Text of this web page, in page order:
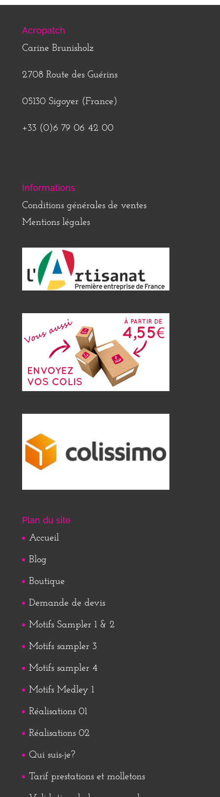
Acropatch
Carine Brunisholz
2708 Route des Guérins
05130 Sigoyer (France)
+33 (0)6 79 06 42 00
Informations
Conditions générales de ventes
Mentions légales
Plan du site
Accueil
Blog
Boutique
Demande de devis
Motifs Sampler 1 & 2
Motifs sampler 3
Motifs sampler 4
Motifs Medley 1
Réalisations 01
Réalisations 02
Qui suis-je?
Tarif prestations et molletons